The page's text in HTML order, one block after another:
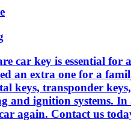
car key is essential
an extra one for a
transponder
and ignition systems.
again. Contact us